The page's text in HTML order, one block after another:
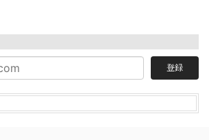
登録